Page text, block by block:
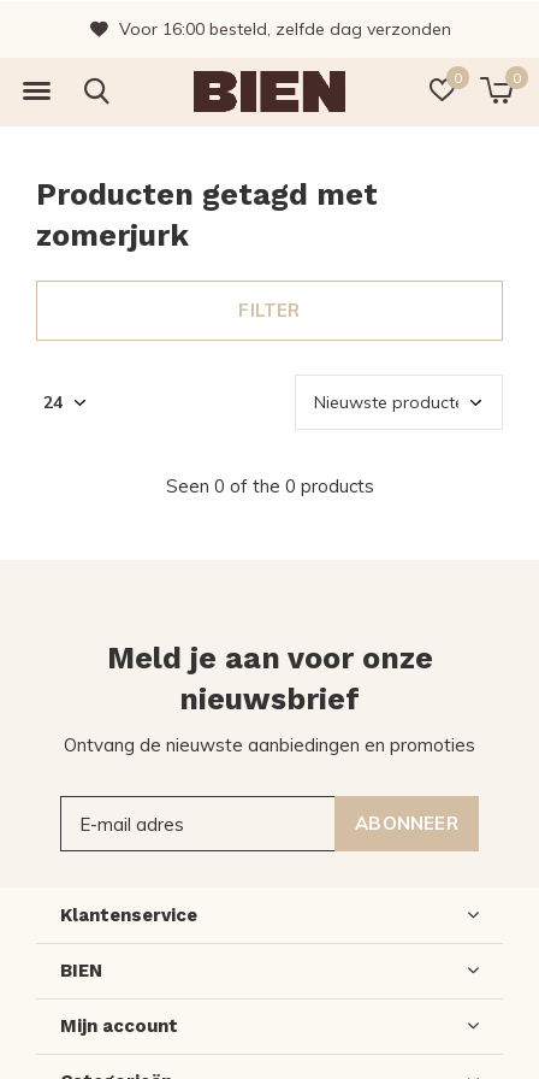
0 0
Voor 16:00 besteld, zelfde dag verzonden
Producten getagd met
zomerjurk
FILTER
Seen 0 of the 0 products
Meld je aan voor onze
nieuwsbrief
Ontvang de nieuwste aanbiedingen en promoties
ABONNEER
Klantenservice
BIEN
Mijn account